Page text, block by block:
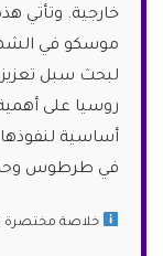
خارجية. وتأتي
موسكو في
لبحث سبل تعزيز
روسيا على
أساسية
في طرطوس
خلاصة مختصرة